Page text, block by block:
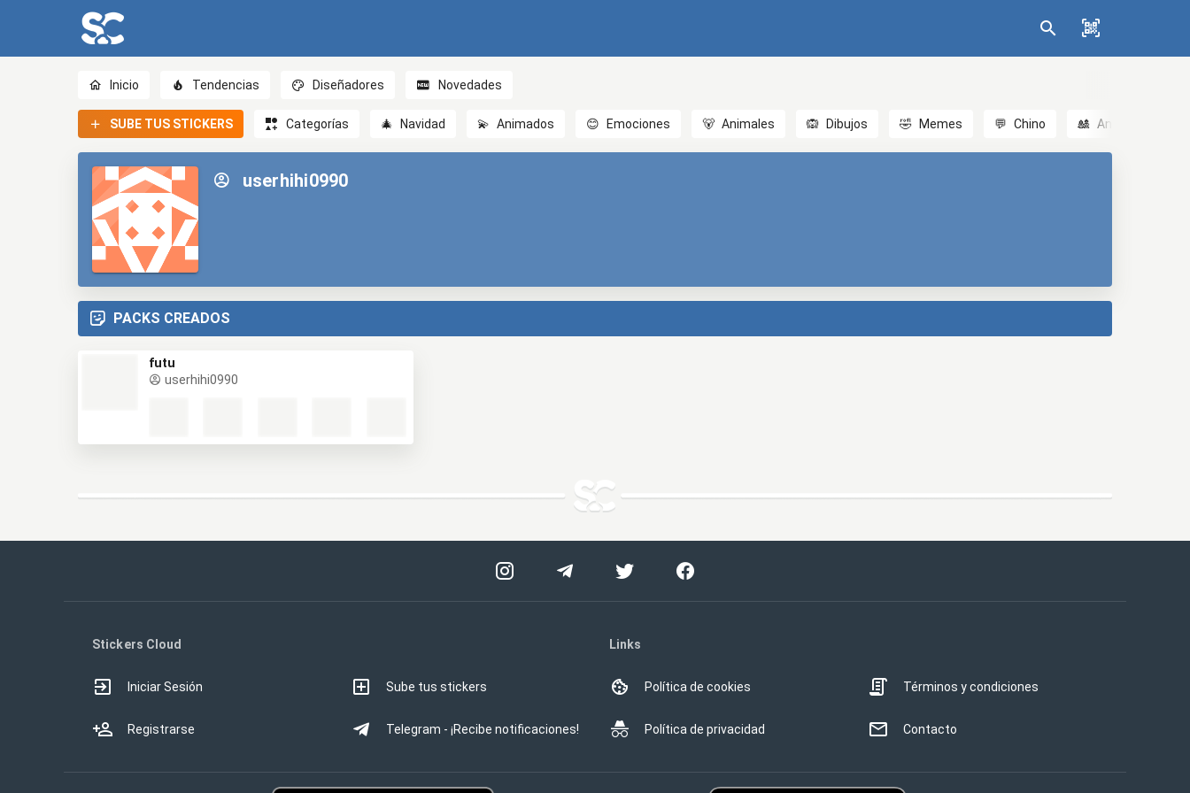
Inicio Tendencias Diseñadores Novedades
SUBE TUS STICKERS Categorías 🎄 Navidad 💫 Animados 😊 Emociones 🐻 Animales 🙉 Dibujos 🤣 Memes 💬 Chino 🎎 Anime
userhihi0990
PACKS CREADOS
futu
userhihi0990
Stickers Cloud
Iniciar Sesión
Registrarse
Sube tus stickers
Telegram - ¡Recibe notificaciones!
Links
Política de cookies
Política de privacidad
Términos y condiciones
Contacto